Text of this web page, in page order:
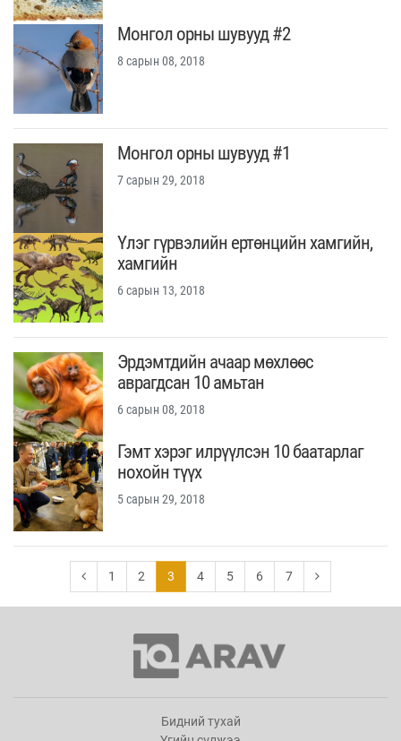
Монгол орны шувууд #2
8 сарын 08, 2018
Монгол орны шувууд #1
7 сарын 29, 2018
Үлэг гүрвэлийн ертөнцийн хамгийн,
хамгийн
6 сарын 13, 2018
Эрдэмтдийн ачаар мөхлөөс
аврагдсан 10 амьтан
6 сарын 08, 2018
Гэмт хэрэг илрүүлсэн 10 баатарлаг
нохойн түүх
5 сарын 29, 2018
1 2 3 4 5 6 7
Бидний тухай